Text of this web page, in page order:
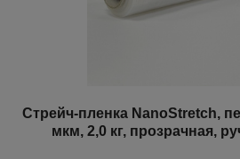
Стрейч-пленка NanoStretch,
мкм, 2,0 кг, прозрачная,